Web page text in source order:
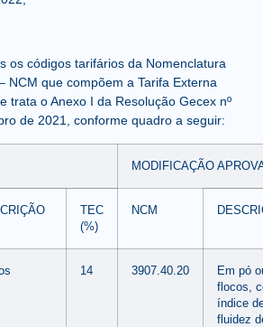
os códigos tarifários da Nomenclatura
NCM que compõem a Tarifa Externa
trata o Anexo I da Resolução Gecex nº
de 2021, conforme quadro a seguir:
MODIFICAÇÃO
TEC
(%)
NCM
14 3907.40.20
Em pó
flocos,
índice
fluidez